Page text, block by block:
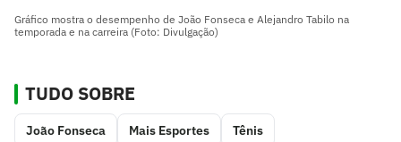
Gráfico mostra o desempenho de João Fonseca e Alejandro Tabilo na
temporada e na carreira (Foto: Divulgação)
TUDO SOBRE
João Fonseca Mais Esportes Tênis